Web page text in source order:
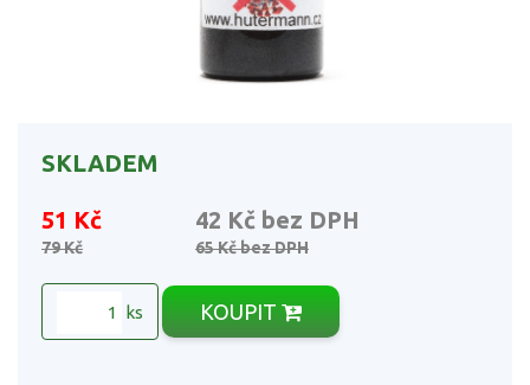
SKLADEM
51 Kč 42 Kč bez DPH
79 Kč 65 Kčbez DPH
ks KOUPIT